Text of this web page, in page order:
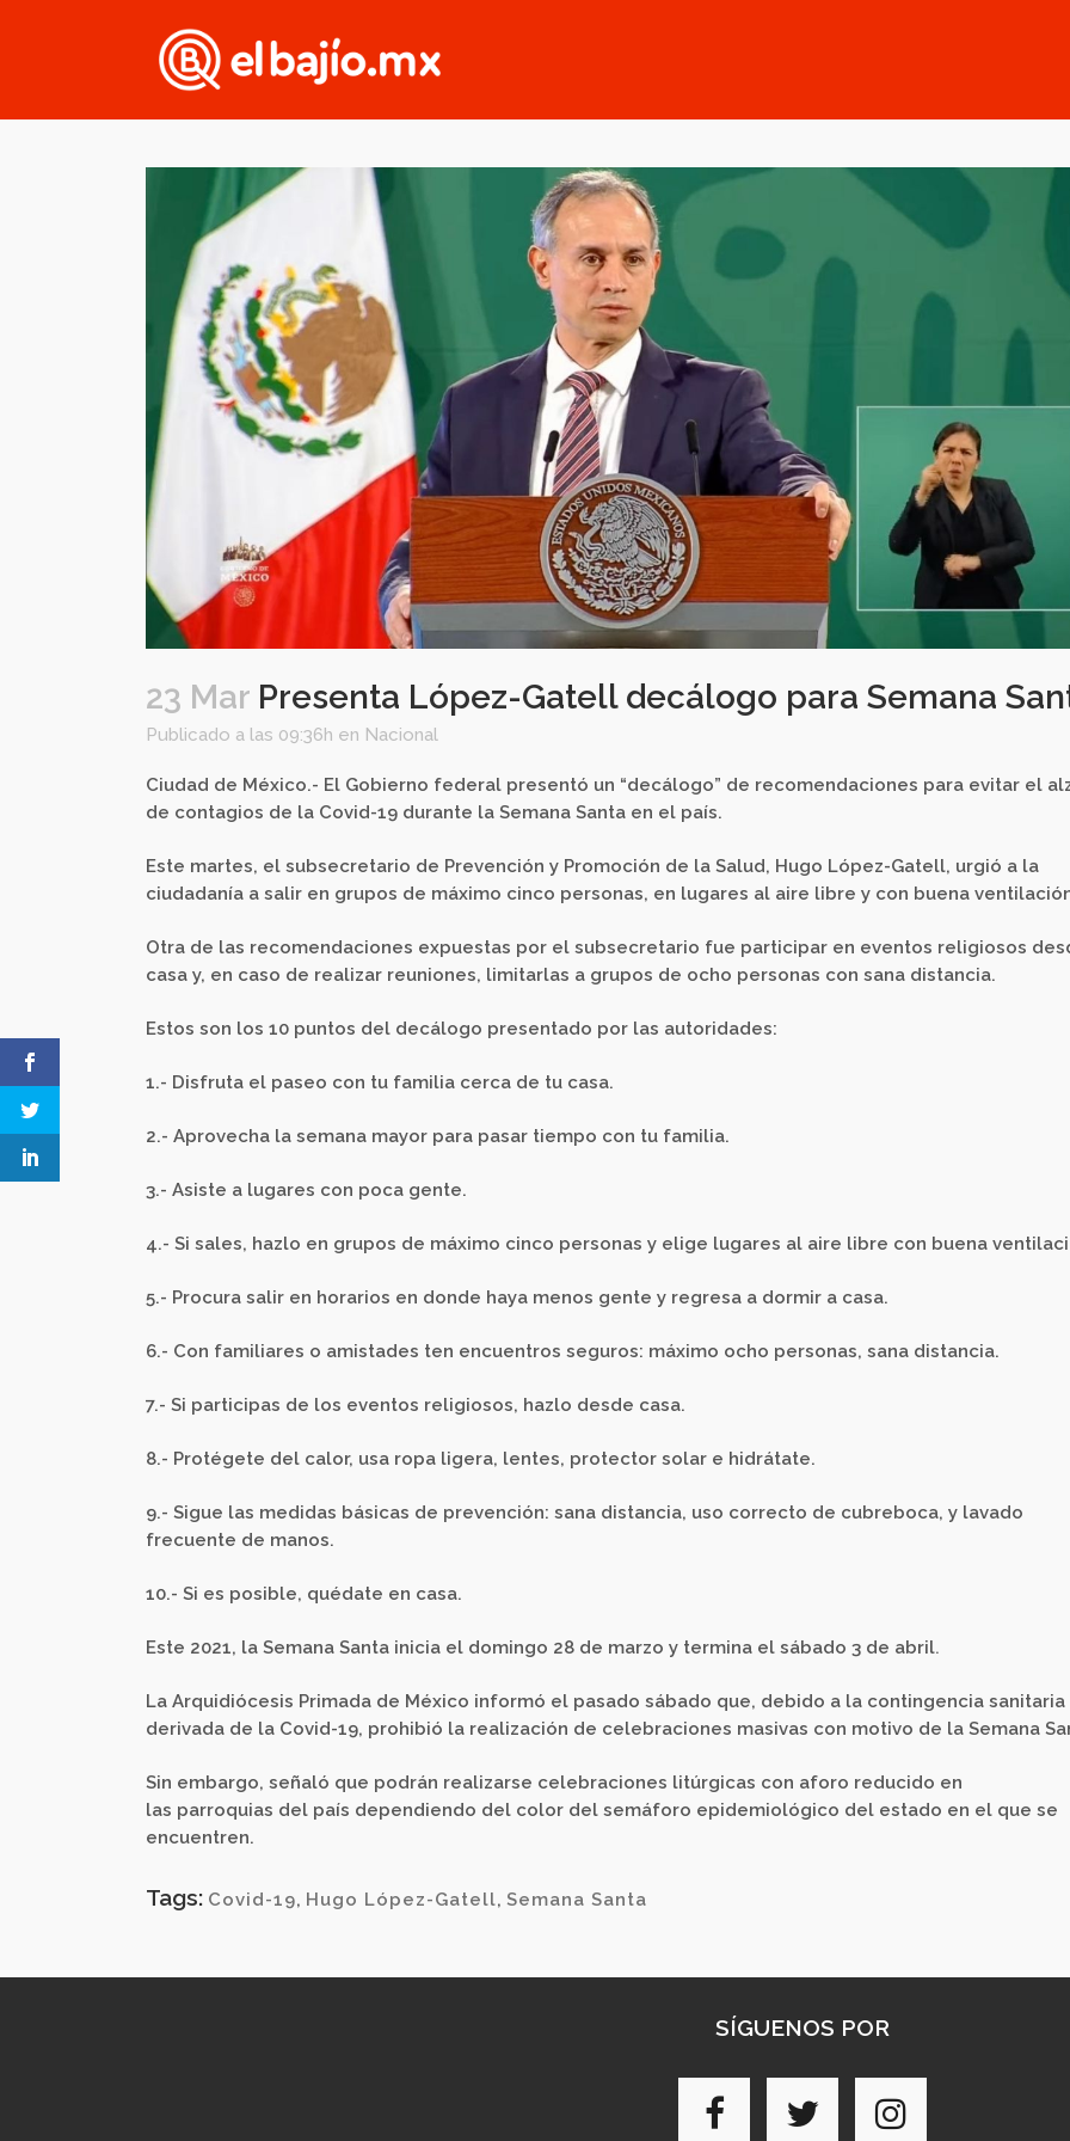
23 Mar Presenta López-Gatell decálogo para Semana
Publicado a las 09:36h en Nacional
Ciudad de México.- El Gobierno federal presentó un “decálogo” de recomendaciones para evitar el
de contagios de la Covid-19 durante la Semana Santa en el país.
Este martes, el subsecretario de Prevención y Promoción de la Salud, Hugo López-Gatell, urgió a la
ciudadanía a salir en grupos de máximo cinco personas, en lugares al aire libre y con buena
Otra de las recomendaciones expuestas por el subsecretario fue participar en eventos religiosos
casa y, en caso de realizar reuniones, limitarlas a grupos de ocho personas con sana distancia.
Estos son los 10 puntos del decálogo presentado por las autoridades:
1.- Disfruta el paseo con tu familia cerca de tu casa.
2.- Aprovecha la semana mayor para pasar tiempo con tu familia.
3.- Asiste a lugares con poca gente.
4.- Si sales, hazlo en grupos de máximo cinco personas y elige lugares al aire libre con buena
5.- Procura salir en horarios en donde haya menos gente y regresa a dormir a casa.
6.- Con familiares o amistades ten encuentros seguros: máximo ocho personas, sana distancia.
7.- Si participas de los eventos religiosos, hazlo desde casa.
8.- Protégete del calor, usa ropa ligera, lentes, protector solar e hidrátate.
9.- Sigue las medidas básicas de prevención: sana distancia, uso correcto de cubreboca, y lavado
frecuente de manos.
10.- Si es posible, quédate en casa.
Este 2021, la Semana Santa inicia el domingo 28 de marzo y termina el sábado 3 de abril.
La Arquidiócesis Primada de México informó el pasado sábado que, debido a la contingencia sanitaria
derivada de la Covid-19, prohibió la realización de celebraciones masivas con motivo de la Semana
Sin embargo, señaló que podrán realizarse celebraciones litúrgicas con aforo reducido en
las parroquias del país dependiendo del color del semáforo epidemiológico del estado en el que se
encuentren.
Tags: Covid-19, Hugo López-Gatell, Semana Santa
SÍGUENOS POR